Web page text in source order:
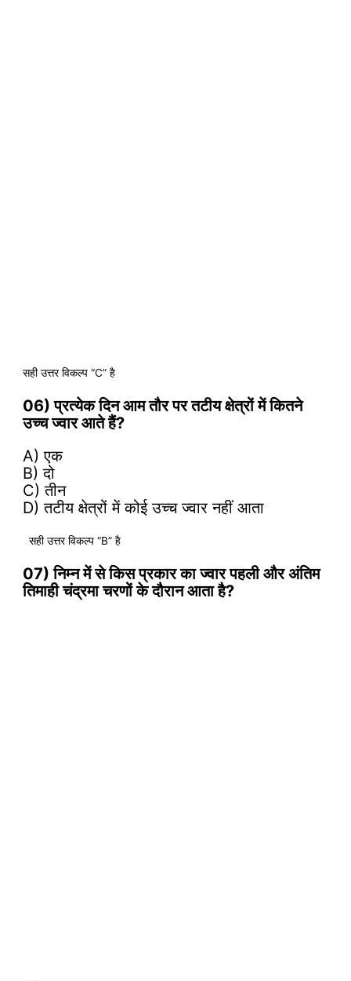
सही उत्तर विकल्प “C” है
06) प्रत्येक दिन आम तौर पर तटीय क्षेत्रों में कितने
उच्च ज्वार आते हैं?
A) एक
B) दो
C) तीन
D) तटीय क्षेत्रों में कोई उच्च ज्वार नहीं आता
सही उत्तर विकल्प “B” है
07) निम्न में से किस प्रकार का ज्वार पहली और अंतिम
तिमाही चंद्रमा चरणों के दौरान आता है?